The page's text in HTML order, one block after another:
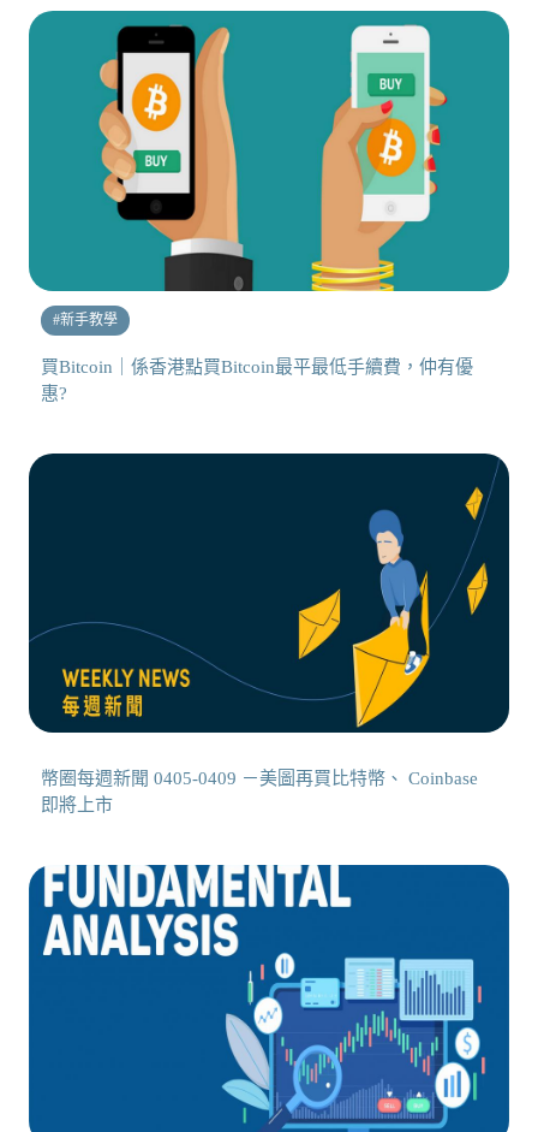
#新手教學
買Bitcoin｜係香港點買Bitcoin最平最低手續費，仲有優
惠?
幣圈每週新聞 0405-0409 －美圖再買比特幣、 Coinbase
即將上市